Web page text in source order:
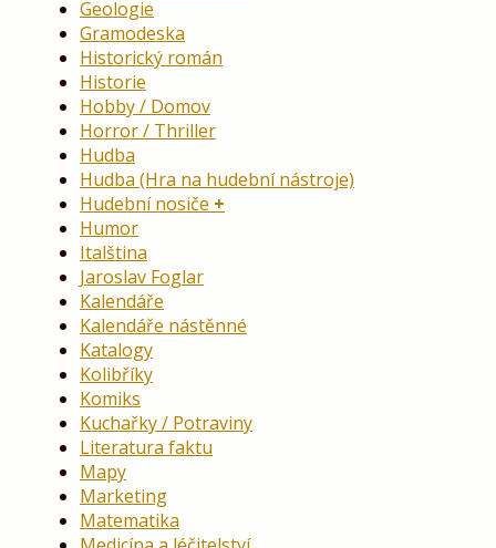
Geologie
Gramodeska
Historický román
Historie
Hobby / Domov
Horror / Thriller
Hudba
Hudba (Hra na hudební nástroje)
Hudební nosiče
Humor
Italština
Jaroslav Foglar
Kalendáře
Kalendáře nástěnné
Katalogy
Kolibříky
Komiks
Kuchařky / Potraviny
Literatura faktu
Mapy
Marketing
Matematika